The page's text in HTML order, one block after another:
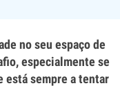
no seu espaço de
especialmente se
está sempre a tentar